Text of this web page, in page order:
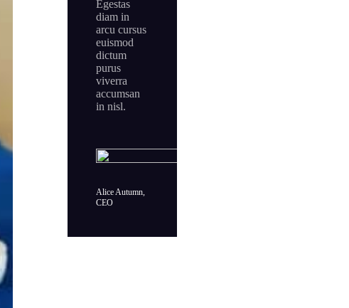
Egestas
diam in
arcu cursus
euismod
dictum
purus
viverra
accumsan
in nisl.
Alice Autumn,
CEO